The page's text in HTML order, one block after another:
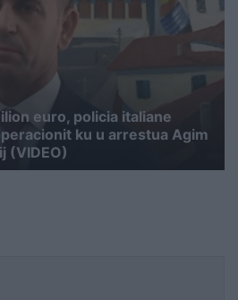
euro, policia italiane
ku u arrestua Agim
(VIDEO)